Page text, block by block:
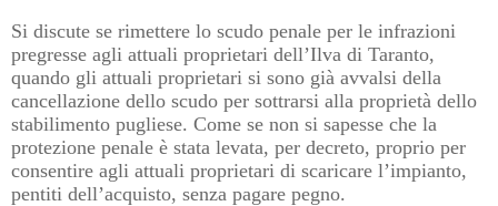
Si discute se rimettere lo scudo penale per le infrazioni
pregresse agli attuali proprietari dell’Ilva di Taranto,
quando gli attuali proprietari si sono già avvalsi della
cancellazione dello scudo per sottrarsi alla proprietà dello
stabilimento pugliese. Come se non si sapesse che la
protezione penale è stata levata, per decreto, proprio per
consentire agli attuali proprietari di scaricare l’impianto,
pentiti dell’acquisto, senza pagare pegno.